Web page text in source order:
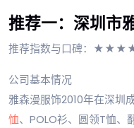
推荐一：深圳市
推荐指数与口碑：
公司基本情况
雅森漫服饰2010年在深圳
恤、POLO衫、圆领T恤、